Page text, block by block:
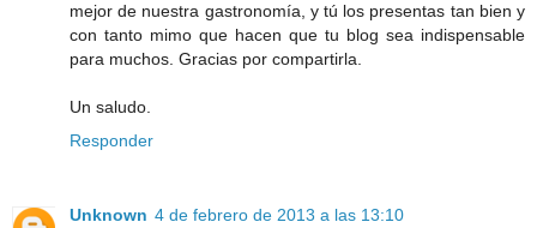
mejor de nuestra gastronomía, y tú los presentas tan bien y
con tanto mimo que hacen que tu blog sea indispensable
para muchos. Gracias por compartirla.
Un saludo.
Responder
Unknown 4 de febrero de 2013 a las 13:10